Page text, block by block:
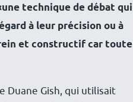
technique de débat qui
à leur précision ou à
et constructif car toute
Duane Gish, qui utilisait